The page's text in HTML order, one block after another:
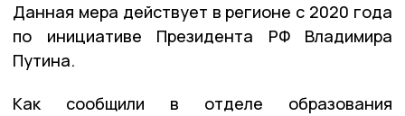
Данная мера действует в регионе с 2020 года
по инициативе Президента РФ Владимира
Путина.
Как сообщили в отделе образования